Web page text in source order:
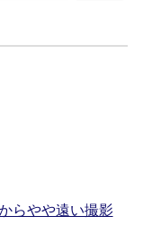
らやや遠い撮影